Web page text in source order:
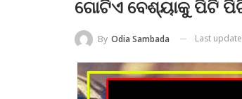
ଗୋଟିଏ ବେଶ୍ୟାକୁ ପିଟି
By Odia Sambada Last